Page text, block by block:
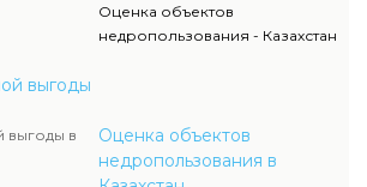
выгоды
выгоды в
Оценка объектов
недропользования - Казахстан
Оценка объектов
недропользования в